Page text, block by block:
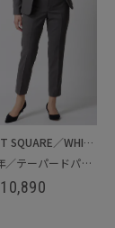
SUIT SQUARE／WHITE
通年／テーパードパンツ
10,890